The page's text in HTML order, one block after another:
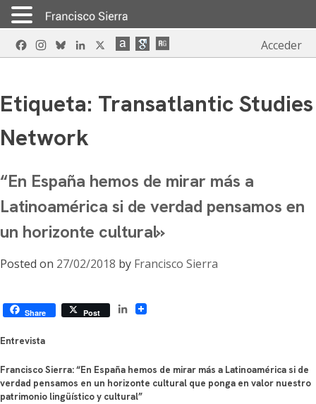
Skip
to
FacebookInstagram
BlueskyLinkedIn Acceder
Etiqueta: Transatlantic Studies
Network
“En España hemos de mirar más a
Latinoamérica si de verdad pensamos en
un horizonte cultural»
Posted on 27/02/2018 by Francisco Sierra
Share Post LinkedIn
Entrevista
Francisco Sierra: “En España hemos de mirar más a Latinoamérica si de
verdad pensamos en un horizonte cultural que ponga en valor nuestro
patrimonio lingüístico y cultural”